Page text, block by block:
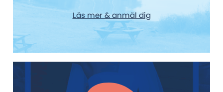
Läs mer & anmäl dig